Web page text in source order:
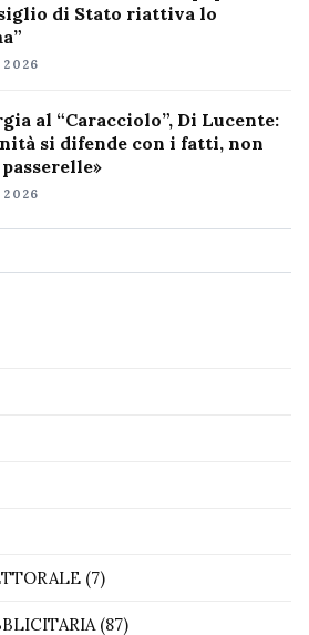
di Stato riattiva lo
2026
al “Caracciolo”, Di Lucente:
si difende con i fatti, non
2026
(7)
(87)